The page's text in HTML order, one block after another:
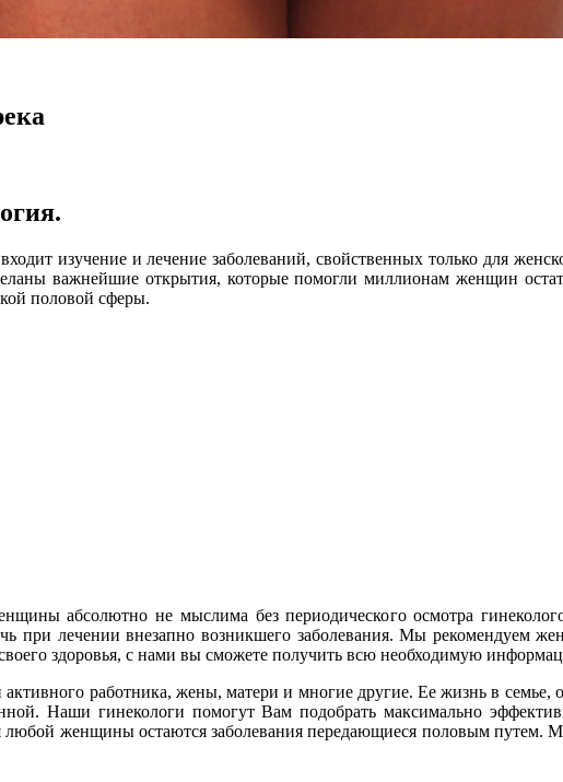
изучение и лечение заболеваний, свойственных только для
важнейшие открытия, которые помогли миллионам женщин
половой сферы.
абсолютно не мыслима без периодического осмотра
при лечении внезапно возникшего заболевания. Мы рекомендуем
здоровья, с нами вы сможете получить всю необходимую
работника, жены, матери и многие другие. Ее жизнь в
Наши гинекологи помогут Вам подобрать максимально
любой женщины остаются заболевания передающиеся половым путем.